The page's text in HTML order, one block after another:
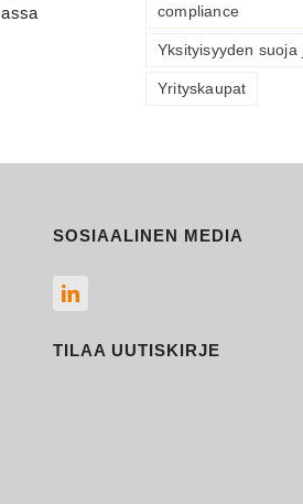
compliance
Yksityisyyden
Yrityskaupat
SOSIAALINEN MEDIA
TILAA UUTISKIRJE